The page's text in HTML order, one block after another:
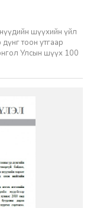
шүүхийн үйл
тоон утгаар
Улсын шүүх 100